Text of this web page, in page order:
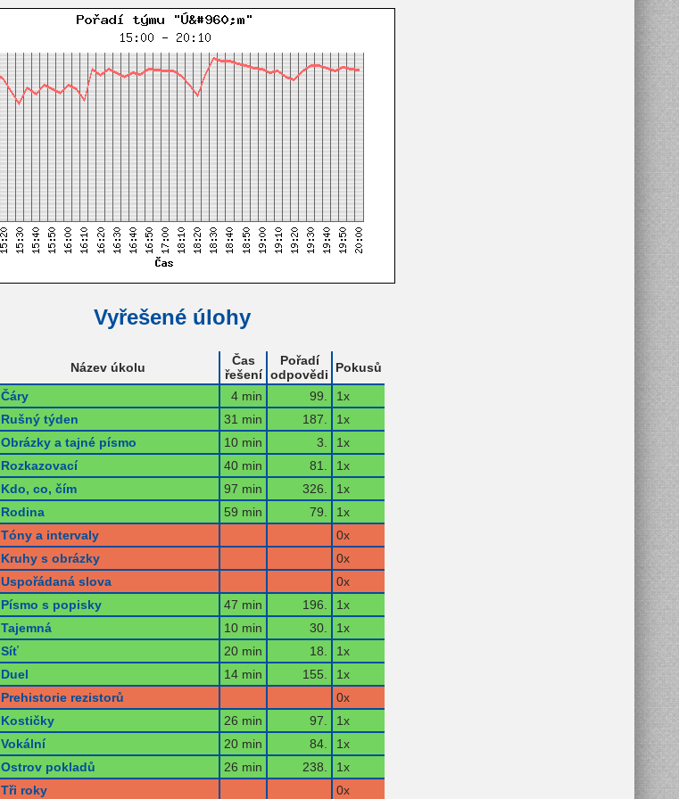
Vyřešené úlohy
Název úkolu
Čas
řešení
Pořadí
odpovědi
Pokusů
Čáry 4 min 99.
1x
Rušný týden 31 min 187.
1x
Obrázky a tajné písmo 10 min 3.
1x
Rozkazovací 40 min 81.
1x
Kdo, co, čím 97 min 326.
1x
Rodina 59 min 79.
1x
Tóny a intervaly
0x
Kruhy s obrázky
0x
Uspořádaná slova
0x
Písmo s popisky 47 min 196.
1x
Tajemná 10 min 30.
1x
Síť 20 min 18.
1x
Duel 14 min 155.
1x
Prehistorie rezistorů
0x
Kostičky 26 min 97.
1x
Vokální 20 min 84.
1x
Ostrov pokladů 26 min 238.
1x
Tři roky 0x